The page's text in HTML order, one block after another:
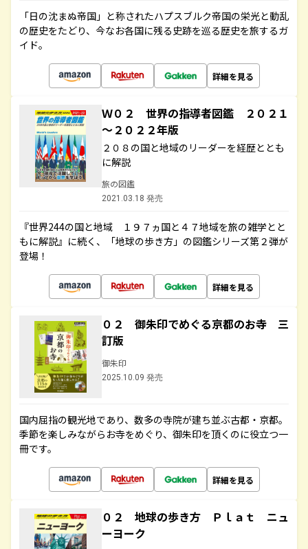
「日の沈まぬ帝国」と称されたハプスブルク帝国の栄光と動乱
の歴史をたどり、今なお各国に残る史跡を巡る歴史を旅するガ
イド。
詳細を見る
Ｗ０２ 世界の指導者図鑑 ２０２１
～２０２２年版
２０８の国と地域のリーダーを経歴ととも
に解説
旅の図鑑
2021.03.18 発売
『世界244の国と地域 １９７ヵ国と４７地域を旅の雑学とと
もに解説』に続く、「地球の歩き方」の図鑑シリーズ第２弾が
登場！
詳細を見る
０２ 御朱印でめぐる京都のお寺 三
訂版
御朱印
2025.10.09 発売
国内屈指の観光地であり、数多の寺院が建ち並ぶ古都・京都。
季節を楽しみながらお寺をめぐり、御朱印を頂くのに役立つ一
冊です。
詳細を見る
０２ 地球の歩き方 Ｐｌａｔ ニュ
ーヨーク